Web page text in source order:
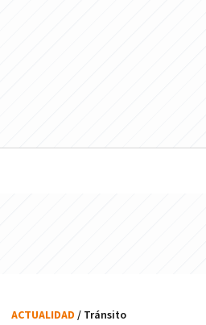
ACTUALIDAD / Tránsito